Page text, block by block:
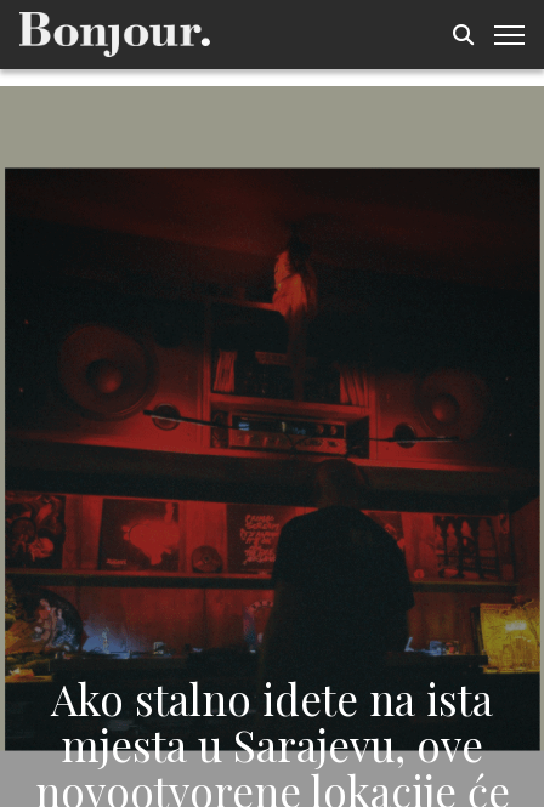
Ako stalno idete na ista
mjesta u Sarajevu, ove
novootvorene lokacije će